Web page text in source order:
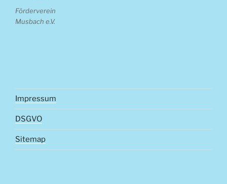
Förderverein
Musbach e.V.
Impressum
DSGVO
Sitemap